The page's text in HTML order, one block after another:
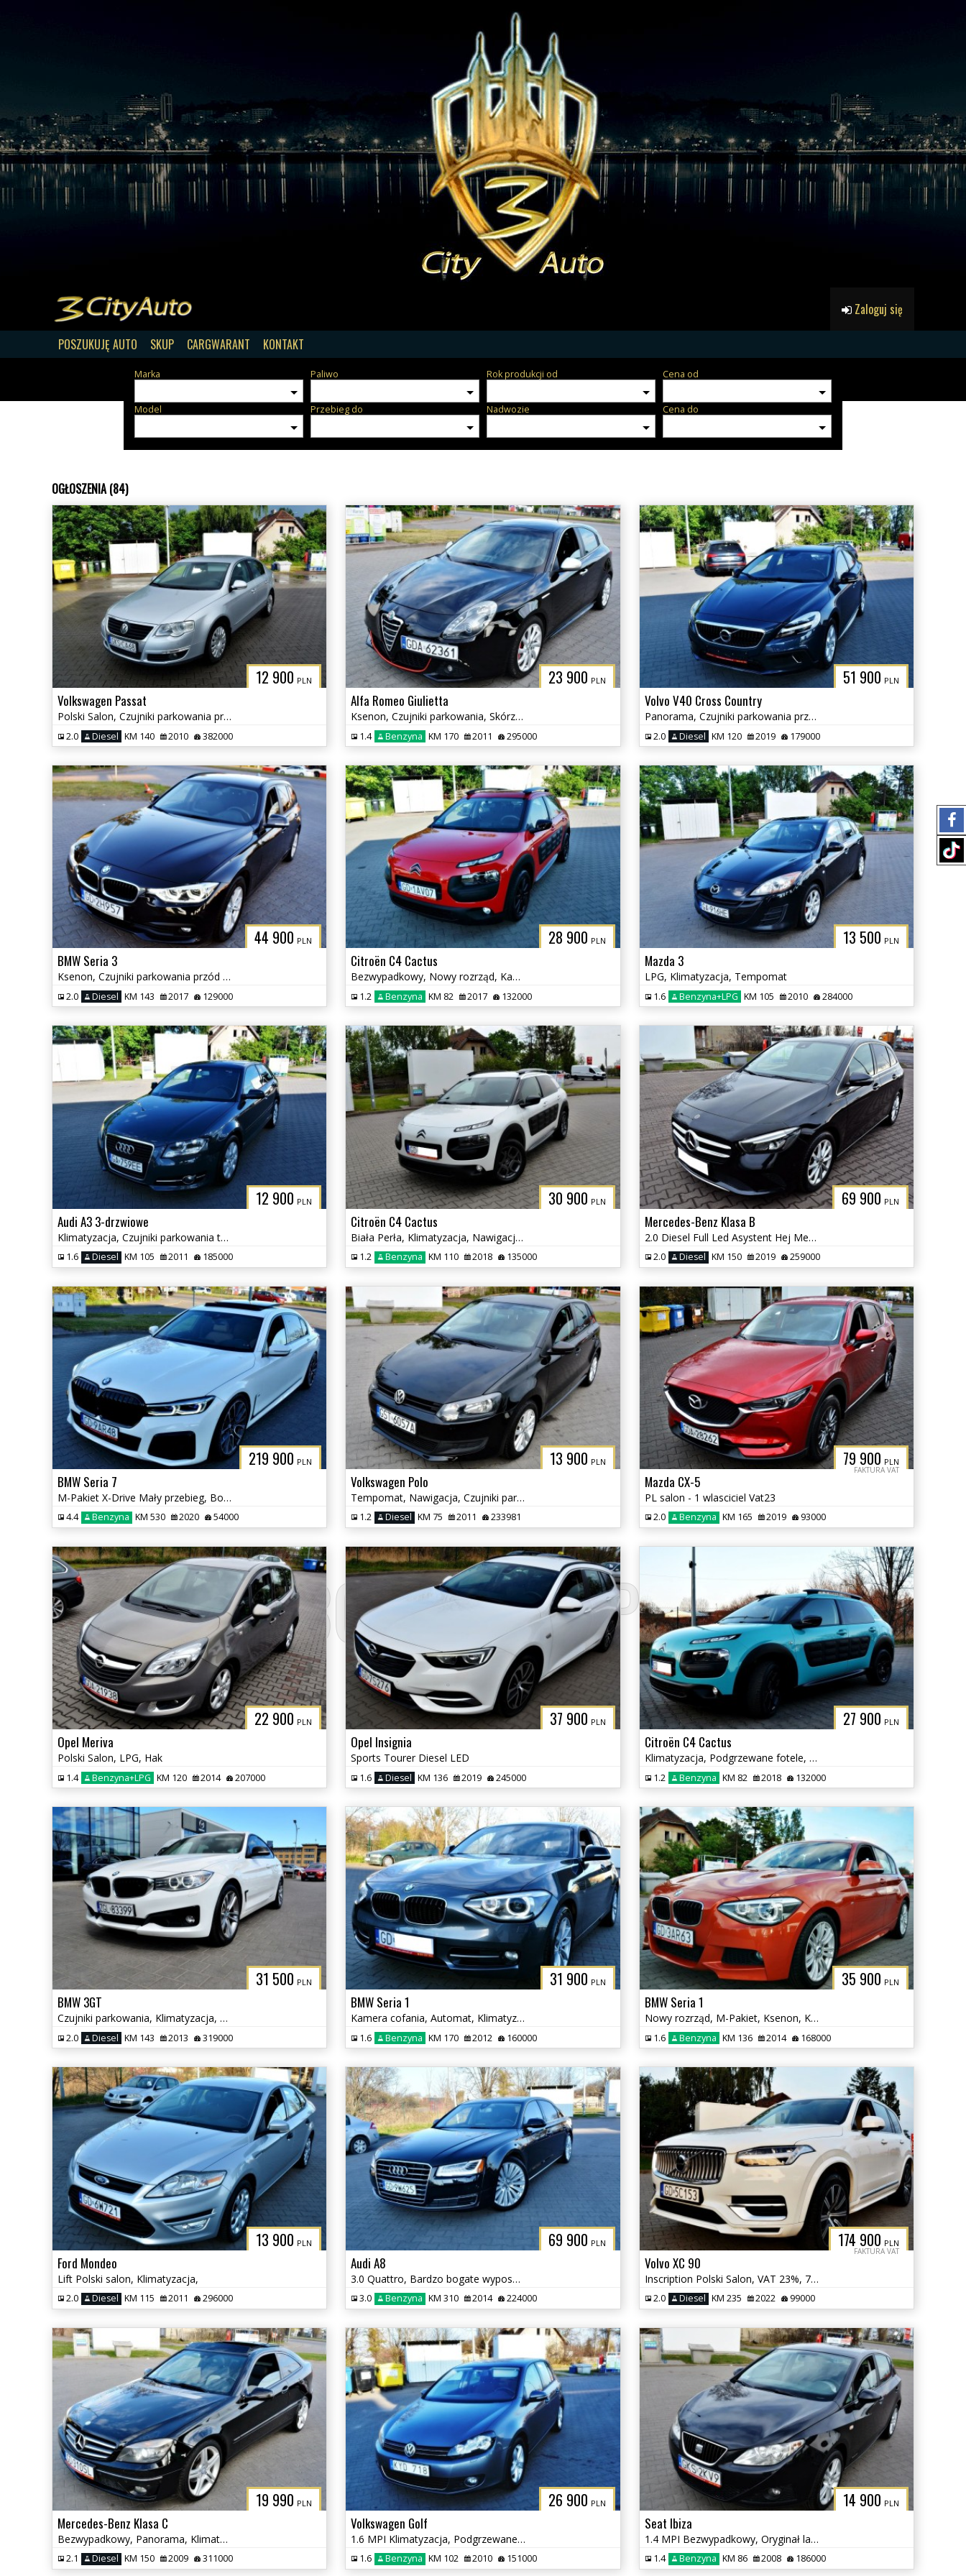
Zaloguj się
POSZUKUJĘ AUTO SKUP CARGWARANT KONTAKT
Marka Paliwo Rok produkcji od Cena od
Model Przebieg do Nadwozie Cena do
OGŁOSZENIA (84)
12 900 PLN
Volkswagen Passat
Polski Salon, Czujniki parkowania przód i tył, Klimatyzacja
2.0 Diesel KM 140 2010 382000
23 900 PLN
Alfa Romeo Giulietta
Ksenon, Czujniki parkowania, Skórzana tapicerka
1.4 Benzyna KM 170 2011 295000
51 900 PLN
Volvo V40 Cross Country
Panorama, Czujniki parkowania przód i tył, Kamera
2.0 Diesel KM 120 2019 179000
44 900 PLN
BMW Seria 3
Ksenon, Czujniki parkowania przód i tył, Nawigacja
2.0 Diesel KM 143 2017 129000
28 900 PLN
Citroën C4 Cactus
Bezwypadkowy, Nowy rozrząd, Kamera cofania, Podgrzewane fotele
1.2 Benzyna KM 82 2017 132000
13 500 PLN
Mazda 3
LPG, Klimatyzacja, Tempomat
1.6 Benzyna+LPG KM 105 2010 284000
12 900 PLN
Audi A3 3-drzwiowe
Klimatyzacja, Czujniki parkowania tył, Podgrzewane fotele
1.6 Diesel KM 105 2011 185000
30 900 PLN
Citroën C4 Cactus
Biała Perła, Klimatyzacja, Nawigacja, Kamera cofania, Nowy rozrząd
1.2 Benzyna KM 110 2018 135000
69 900 PLN
Mercedes-Benz Klasa B
2.0 Diesel Full Led Asystent Hej Mercedes
2.0 Diesel KM 150 2019 259000
219 900 PLN
BMW Seria 7
M-Pakiet X-Drive Mały przebieg, Bogata wersja wyposażenia,
4.4 Benzyna KM 530 2020 54000
13 900 PLN
Volkswagen Polo
Tempomat, Nawigacja, Czujniki parkowania tył
1.2 Diesel KM 75 2011 233981
79 900 PLN
FAKTURA VAT
Mazda CX-5
PL salon - 1 wlasciciel Vat23
2.0 Benzyna KM 165 2019 93000
22 900 PLN
Opel Meriva
Polski Salon, LPG, Hak
1.4 Benzyna+LPG KM 120 2014 207000
37 900 PLN
Opel Insignia
Sports Tourer Diesel LED
1.6 Diesel KM 136 2019 245000
27 900 PLN
Citroën C4 Cactus
Klimatyzacja, Podgrzewane fotele, Nowe klocki i tarcze
1.2 Benzyna KM 82 2018 132000
31 500 PLN
BMW 3GT
Czujniki parkowania, Klimatyzacja, Podgrzewane fotele
2.0 Diesel KM 143 2013 319000
31 900 PLN
BMW Seria 1
Kamera cofania, Automat, Klimatyzacja
1.6 Benzyna KM 170 2012 160000
35 900 PLN
BMW Seria 1
Nowy rozrząd, M-Pakiet, Ksenon, Klimatyzacja, Czujniki parkowania
1.6 Benzyna KM 136 2014 168000
13 900 PLN
Ford Mondeo
Lift Polski salon, Klimatyzacja,
2.0 Diesel KM 115 2011 296000
69 900 PLN
Audi A8
3.0 Quattro, Bardzo bogate wyposażenie
3.0 Benzyna KM 310 2014 224000
174 900 PLN
FAKTURA VAT
Volvo XC 90
Inscription Polski Salon, VAT 23%, 7osobowy
2.0 Diesel KM 235 2022 99000
19 990 PLN
Mercedes-Benz Klasa C
Bezwypadkowy, Panorama, Klimatyzacja
2.1 Diesel KM 150 2009 311000
26 900 PLN
Volkswagen Golf
1.6 MPI Klimatyzacja, Podgrzewane fotele
1.6 Benzyna KM 102 2010 151000
14 900 PLN
Seat Ibiza
1.4 MPI Bezwypadkowy, Oryginał lakier, Zadbany
1.4 Benzyna KM 86 2008 186000
3CITYAUTO.PL